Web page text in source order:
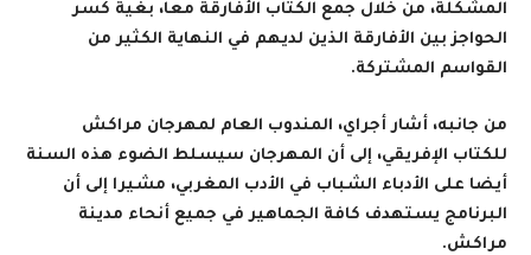
المشكلة، من خلال جمع الكتاب الأفارقة معا، بغية كسر
الحواجز بين الأفارقة الذين لديهم في النهاية الكثير من
القواسم المشتركة.
من جانبه، أشار أجراي، المندوب العام لمهرجان مراكش
للكتاب الإفريقي، إلى أن المهرجان سيسلط الضوء هذه السنة
أيضا على الأدباء الشباب في الأدب المغربي، مشيرا إلى أن
البرنامج يستهدف كافة الجماهير في جميع أنحاء مدينة
مراكش.